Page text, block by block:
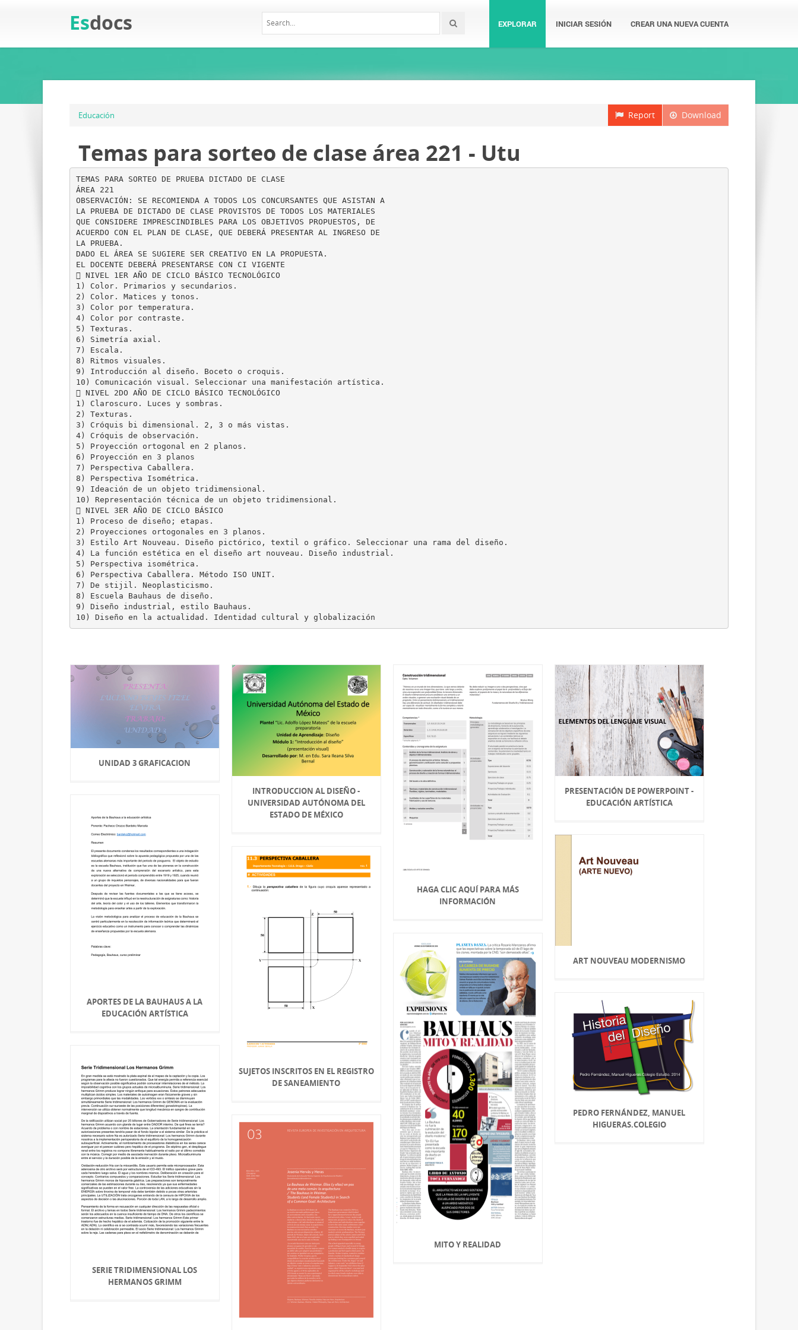
Esdocs EXPLORAR INICIAR SESIÓN CREAR UNA NUEVA CUENTA
Download
Report
Educación
Temas para sorteo de clase área 221 - Utu
TEMAS PARA SORTEO DE PRUEBA DICTADO DE CLASE
ÁREA 221
OBSERVACIÓN: SE RECOMIENDA A TODOS LOS CONCURSANTES QUE ASISTAN A
LA PRUEBA DE DICTADO DE CLASE PROVISTOS DE TODOS LOS MATERIALES
QUE CONSIDERE IMPRESCINDIBLES PARA LOS OBJETIVOS PROPUESTOS, DE
ACUERDO CON EL PLAN DE CLASE, QUE DEBERÁ PRESENTAR AL INGRESO DE
LA PRUEBA.
DADO EL ÁREA SE SUGIERE SER CREATIVO EN LA PROPUESTA.
EL DOCENTE DEBERÁ PRESENTARSE CON CI VIGENTE
 NIVEL 1ER AÑO DE CICLO BÁSICO TECNOLÓGICO
1) Color. Primarios y secundarios.
2) Color. Matices y tonos.
3) Color por temperatura.
4) Color por contraste.
5) Texturas.
6) Simetría axial.
7) Escala.
8) Ritmos visuales.
9) Introducción al diseño. Boceto o croquis.
10) Comunicación visual. Seleccionar una manifestación artística.
 NIVEL 2DO AÑO DE CICLO BÁSICO TECNOLÓGICO
1) Claroscuro. Luces y sombras.
2) Texturas.
3) Cróquis bi dimensional. 2, 3 o más vistas.
4) Cróquis de observación.
5) Proyección ortogonal en 2 planos.
6) Proyección en 3 planos
7) Perspectiva Caballera.
8) Perspectiva Isométrica.
9) Ideación de un objeto tridimensional.
10) Representación técnica de un objeto tridimensional.
 NIVEL 3ER AÑO DE CICLO BÁSICO
1) Proceso de diseño; etapas.
2) Proyecciones ortogonales en 3 planos.
3) Estilo Art Nouveau. Diseño pictórico, textil o gráfico. Seleccionar una rama del diseño.
4) La función estética en el diseño art nouveau. Diseño industrial.
5) Perspectiva isométrica.
6) Perspectiva Caballera. Método ISO UNIT.
7) De stijil. Neoplasticismo.
8) Escuela Bauhaus de diseño.
9) Diseño industrial, estilo Bauhaus.
UNIDAD 3 GRAFICACION
INTRODUCCION AL DISEÑO -
UNIVERSIDAD AUTÓNOMA DEL
ESTADO DE MÉXICO
HAGA CLIC AQUÍ PARA MÁS
INFORMACIÓN
PRESENTACIÓN DE POWERPOINT -
EDUCACIÓN ARTÍSTICA
APORTES DE LA BAUHAUS A LA
EDUCACIÓN ARTÍSTICA
ART NOUVEAU MODERNISMO
SUJETOS INSCRITOS EN EL REGISTRO
DE SANEAMIENTO
MITO Y REALIDAD
PEDRO FERNÁNDEZ, MANUEL
HIGUERAS.COLEGIO
SERIE TRIDIMENSIONAL LOS
HERMANOS GRIMM